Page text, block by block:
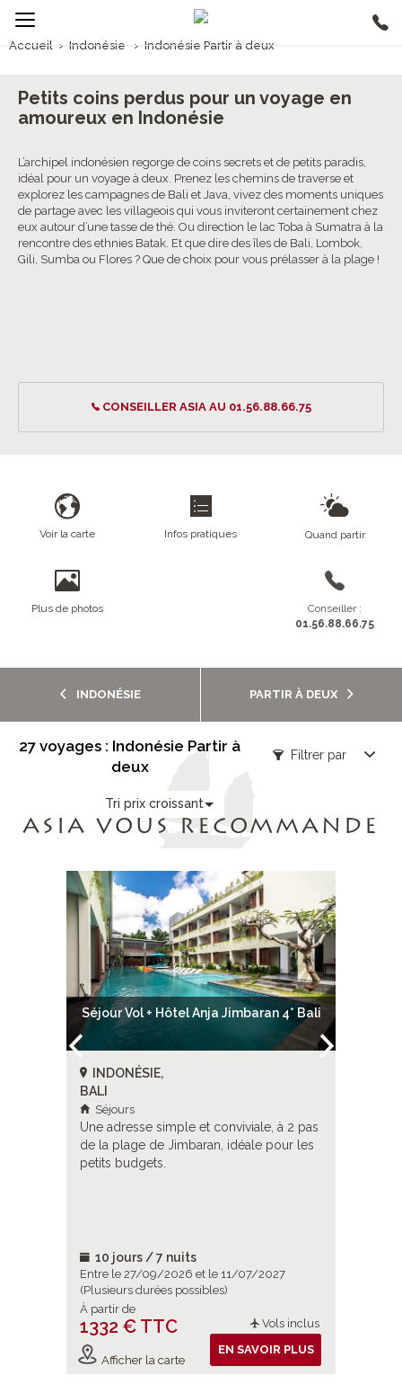
Accueil › Indonésie › Indonésie Partir à deux
Indonésie Partir à deux
Petits coins perdus pour un voyage en
amoureux en Indonésie
L’archipel indonésien regorge de coins secrets et de petits paradis,
idéal pour un voyage à deux. Prenez les chemins de traverse et
explorez les campagnes de Bali et Java, vivez des moments uniques
de partage avec les villageois qui vous inviteront certainement chez
eux autour d’une tasse de thé. Ou direction le lac Toba à Sumatra à la
rencontre des ethnies Batak. Et que dire des îles de Bali, Lombok,
Gili, Sumba ou Flores ? Que de choix pour vous prélasser à la plage !
CONSEILLER ASIA AU 01.56.88.66.75
Voir la carte Infos pratiques Quand partir
Plus de photos
Conseiller :
01.56.88.66.75
INDONÉSIE PARTIR À DEUX
27 voyages : Indonésie Partir à
deux
Tri prix croissant
Filtrer par
ASIA VOUS RECOMMANDE
Séjour Vol + Hôtel Anja Jimbaran 4* Bali
INDONÉSIE,
BALI
Séjours
Une adresse simple et conviviale, à 2 pas
de la plage de Jimbaran, idéale pour les
petits budgets.
10 jours / 7 nuits
Entre le 27/09/2026 et le 11/07/2027
(Plusieurs durées possibles)
À partir de
1332 € TTC Vols inclus
Afficher la carte
EN SAVOIR PLUS